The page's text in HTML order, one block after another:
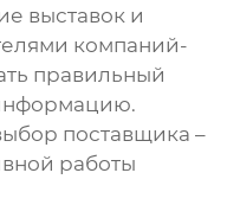
выставок и
компаний-
правильный
поставщика –
работы